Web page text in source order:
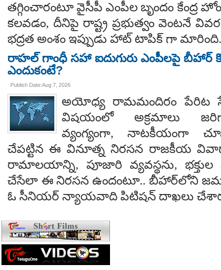
తగ్గించారంటూ వైసీపీ ఎంపీల బృందం కేంద్ర
కలవడం, దీనిపై రాష్ట్ర ప్రభుత్వం వెంటనే
భద్రత అంశం ఇప్పుడు హాట్ టాపిక్ గా మారింది.
రాహల్ గాంధీ సహా ఐదుగురు ఎంపీలపై బీహార్
ఎందుకంటే?
Publish Date:Aug 7, 2026
అయోధ్య రామమందిరం పేరిట
విషయంలో అక్రమాలు
వ్యంగ్యంగా, నాటకీయంగా
చేపట్టిన ఈ వినూత్న నిరసన రాజకీయ
రామాలయాన్ని, పూజారి వ్యవస్థను,
చేసేలా ఈ నిరసన ఉందంటూ.. బీహార్‌లోని
ఓ సీనియర్ న్యాయవాది పిటిషన్ దాఖలు